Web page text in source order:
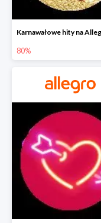
80%